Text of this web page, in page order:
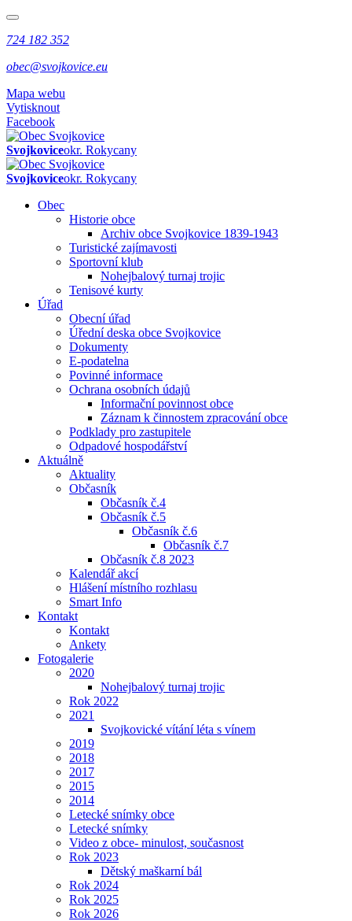
724 182 352
obec@svojkovice.eu
Mapa webu
Vytisknout
Facebook
Svojkoviceokr. Rokycany
Svojkoviceokr. Rokycany
Obec
Historie obce
Archiv obce Svojkovice 1839-1943
Turistické zajímavosti
Sportovní klub
Nohejbalový turnaj trojic
Tenisové kurty
Úřad
Obecní úřad
Úřední deska obce Svojkovice
Dokumenty
E-podatelna
Povinné informace
Ochrana osobních údajů
Informační povinnost obce
Záznam k činnostem zpracování obce
Podklady pro zastupitele
Odpadové hospodářství
Aktuálně
Aktuality
Občasník
Občasník č.4
Občasník č.5
Občasník č.6
Občasník č.7
Občasník č.8 2023
Kalendář akcí
Hlášení místního rozhlasu
Smart Info
Kontakt
Kontakt
Ankety
Fotogalerie
2020
Nohejbalový turnaj trojic
Rok 2022
2021
Svojkovické vítání léta s vínem
2019
2018
2017
2015
2014
Letecké snímky obce
Letecké snímky
Video z obce- minulost, současnost
Rok 2023
Dětský maškarní bál
Rok 2024
Rok 2025
Rok 2026